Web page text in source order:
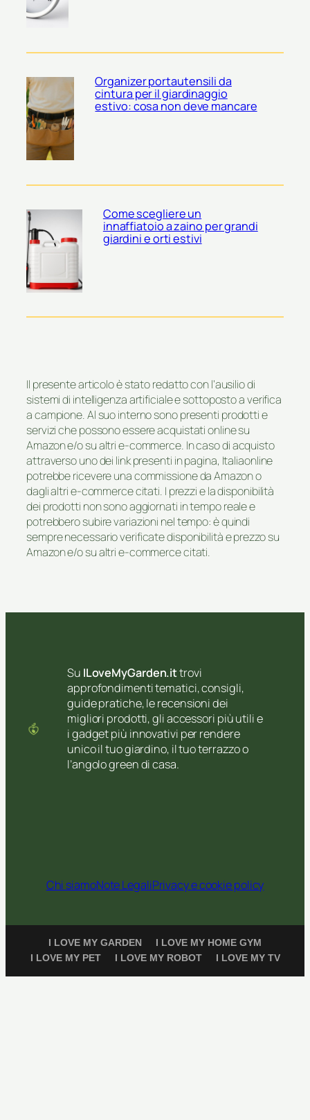
Organizer portautensili da
cintura per il giardinaggio
estivo: cosa non deve mancare
Come scegliere un
innaffiatoio a zaino per grandi
giardini e orti estivi
Il presente articolo è stato redatto con l’ausilio di
sistemi di intelligenza artificiale e sottoposto a verifica
a campione. Al suo interno sono presenti prodotti e
servizi che possono essere acquistati online su
Amazon e/o su altri e-commerce. In caso di acquisto
attraverso uno dei link presenti in pagina, Italiaonline
potrebbe ricevere una commissione da Amazon o
dagli altri e-commerce citati. I prezzi e la disponibilità
dei prodotti non sono aggiornati in tempo reale e
potrebbero subire variazioni nel tempo: è quindi
sempre necessario verificate disponibilità e prezzo su
Amazon e/o su altri e-commerce citati.
Su ILoveMyGarden.ittrovi
approfondimenti tematici, consigli,
guide pratiche, le recensioni dei
migliori prodotti, gli accessori più utili e
i gadget più innovativi per rendere
unico il tuo giardino, il tuo terrazzo o
l’angolo green di casa.
Chi siamoNote LegaliPrivacy e cookie policy
I LOVE MY GARDEN
I LOVE MY HOME GYM
I LOVE MY PET
I LOVE MY ROBOT I LOVE MY TV